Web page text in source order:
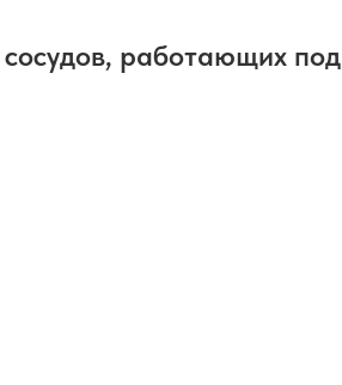
работающих под